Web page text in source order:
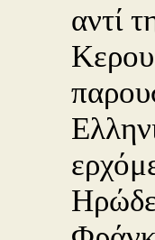
αντί